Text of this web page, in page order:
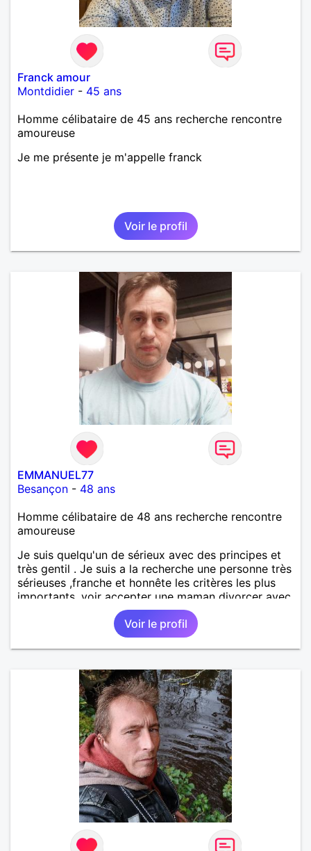
Franck amour
Montdidier - 45 ans
Homme célibataire de 45 ans recherche rencontre
amoureuse
Je me présente je m'appelle franck
Voir le profil
EMMANUEL77
Besançon - 48 ans
Homme célibataire de 48 ans recherche rencontre
amoureuse
Je suis quelqu'un de sérieux avec des principes et
très gentil . Je suis a la recherche une personne très
sérieuses ,franche et honnête les critères les plus
importants, voir accepter une maman divorcer avec
son enfant il n y a aucun problème. S' abstenir au
personne non sérieuse merci. Recherche dans un
premier temps dialogue et apprendre à connaître la
personne puis dans un deuxième temps relation plus
professionnelle et agent de sécurité privée et
agents SIAP1. ET télésurveillance et vidéo
protection dans les casino supermarché. en CDI
Mes passions. Sont la robotique ,vtt ,Echeque
,astronomie . Service militaire belfort 35 régiment d
infanterie et engager sur 5 ans.de (1998 a 2003.)
Divers je fait en moyenne 6 km de marche par jour
a pieds. A la fin de mon travail a mon domicile. J 'ai
un rêve cet de construire une vie a deux en
harmonie. Si je pourrais lui décrocher la lune je le
ferais. A chaque fois que je vois un beau ciel étoilé
je rêve d' être avec quelqu'un.
Voir le profil